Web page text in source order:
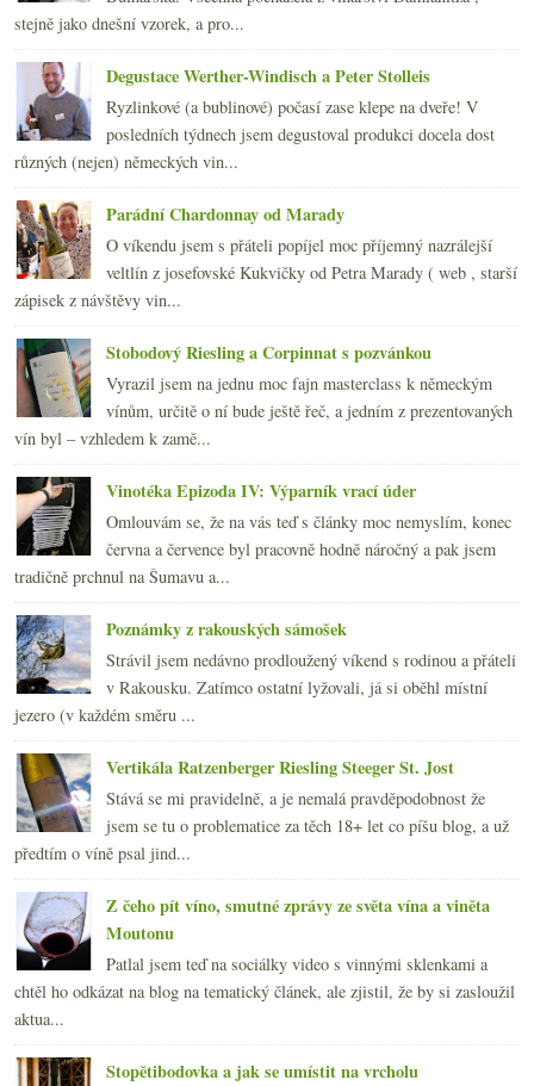
► (24)
►srpna(18)
stejně jako dnešní vzorek, a pro...
Degustace Werther-Windisch a Peter Stolleis
Ryzlinkové (a bublinové) počasí zase klepe na dveře! V
posledních týdnech jsem degustoval produkci docela dost
různých (nejen) německých vin...
Parádní Chardonnay od Marady
O víkendu jsem s přáteli popíjel moc příjemný nazrálejší
veltlín z josefovské Kukvičky od Petra Marady ( web , starší
zápisek z návštěvy vin...
Stobodový Riesling a Corpinnat s pozvánkou
Vyrazil jsem na jednu moc fajn masterclass k německým
vínům, určitě o ní bude ještě řeč, a jedním z prezentovaných
vín byl – vzhledem k zamě...
Vinotéka Epizoda IV: Výparník vrací úder
Omlouvám se, že na vás teď s články moc nemyslím, konec
června a července byl pracovně hodně náročný a pak jsem
tradičně prchnul na Šumavu a...
Poznámky z rakouských sámošek
Strávil jsem nedávno prodloužený víkend s rodinou a přáteli
v Rakousku. Zatímco ostatní lyžovali, já si oběhl místní
jezero (v každém směru ...
Vertikála Ratzenberger Riesling Steeger St. Jost
Stává se mi pravidelně, a je nemalá pravděpodobnost že
jsem se tu o problematice za těch 18+ let co píšu blog, a už
předtím o víně psal jind...
Z čeho pít víno, smutné zprávy ze světa vína a viněta
Moutonu
Patlal jsem teď na sociálky video s vinnými sklenkami a
chtěl ho odkázat na blog na tematický článek, ale zjistil, že by si zasloužil
aktua...
Stopětibodovka a jak se umístit na vrcholu